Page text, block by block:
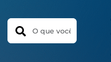
Search